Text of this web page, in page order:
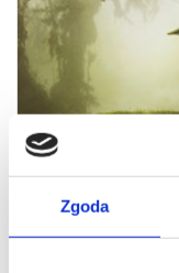
Zgoda